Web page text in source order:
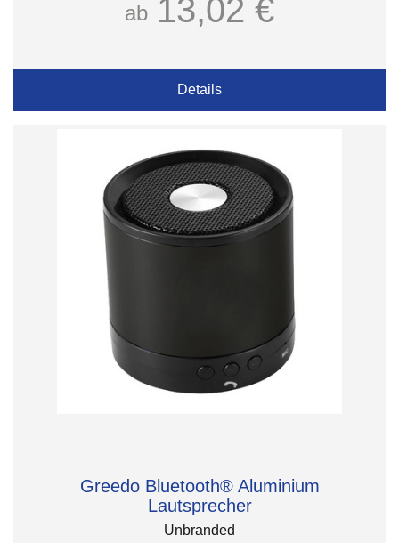
ab 13,02 €
Details
Greedo Bluetooth® Aluminium
Lautsprecher
Unbranded